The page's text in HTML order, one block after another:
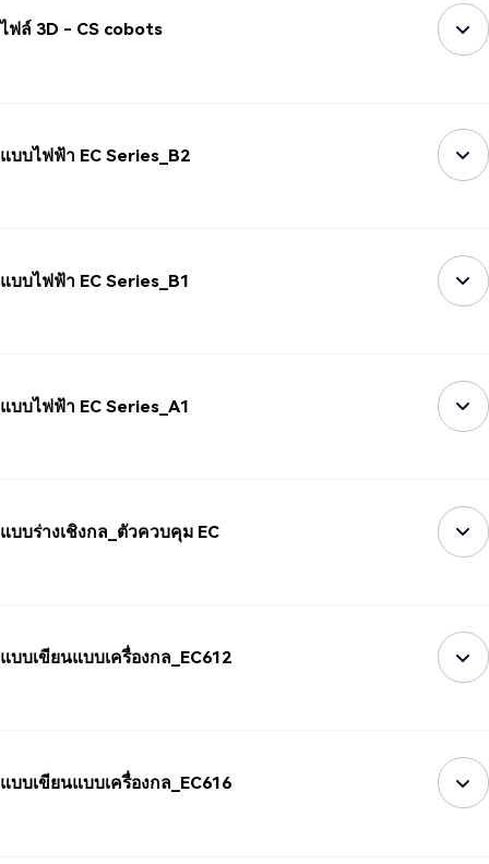
ไฟล์ 3D - CS cobots
แบบไฟฟ้า EC Series_B2
แบบไฟฟ้า EC Series_B1
แบบไฟฟ้า EC Series_A1
แบบร่างเชิงกล_ตัวควบคุม EC
แบบเขียนแบบเครื่องกล_EC612
แบบเขียนแบบเครื่องกล_EC616